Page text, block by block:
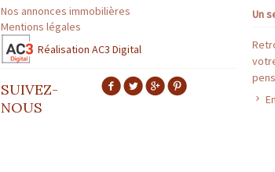
Nos annonces immobilières
Mentions légales
Réalisation AC3 Digital
SUIVEZ-
NOUS
Un